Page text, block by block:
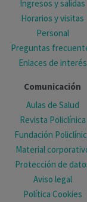
Ingresos y salidas
Horarios y visitas
Personal
Preguntas
Enlaces de interés
Comunicación
Aulas de Salud
Revista Policlínica
Fundación
Material
Protección de
Aviso legal
Política Cookies